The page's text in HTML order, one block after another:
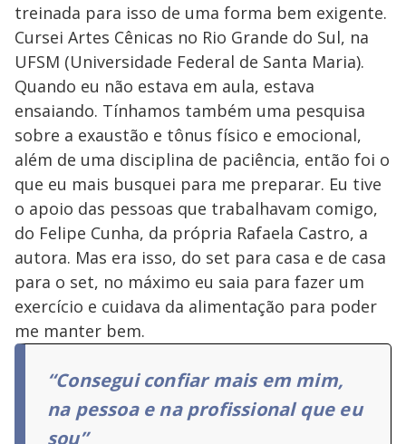
treinada para isso de uma forma bem exigente.
Cursei Artes Cênicas no Rio Grande do Sul, na
UFSM (Universidade Federal de Santa Maria).
Quando eu não estava em aula, estava
ensaiando. Tínhamos também uma pesquisa
sobre a exaustão e tônus físico e emocional,
além de uma disciplina de paciência, então foi o
que eu mais busquei para me preparar. Eu tive
o apoio das pessoas que trabalhavam comigo,
do Felipe Cunha, da própria Rafaela Castro, a
autora. Mas era isso, do set para casa e de casa
para o set, no máximo eu saia para fazer um
exercício e cuidava da alimentação para poder
me manter bem.
“Consegui confiar mais em mim,
na pessoa e na profissional que eu
sou”